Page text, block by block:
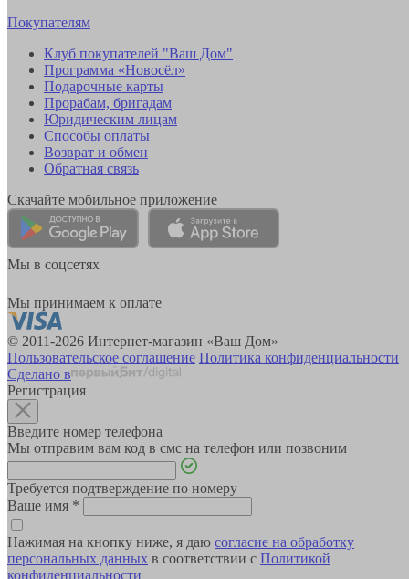
Покупателям
Клуб покупателей "Ваш Дом"
Программа «Новосёл»
Подарочные карты
Прорабам, бригадам
Юридическим лицам
Способы оплаты
Возврат и обмен
Обратная связь
Скачайте мобильное приложение
Мы в соцсетях
Мы принимаем к оплате
© 2011-2026 Интернет-магазин «Ваш Дом»
Пользовательское соглашение Политика конфиденциальности
Сделано в
Регистрация
Введите номер телефона
Мы отправим вам код в смс на телефон или позвоним
Требуется подтверждение по номеру
Ваше имя *
Нажимая на кнопку ниже, я даю согласие на обработку
персональных данных в соответствии с Политикой
конфиденциальности